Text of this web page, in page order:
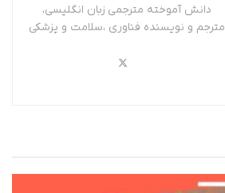
دانش آموخته مترجمی زبان انگلیسی،
مترجم و نویسنده فناوری ،سلامت و پزشکی